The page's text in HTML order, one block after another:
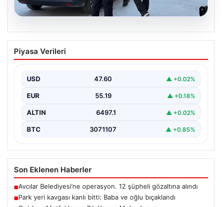
05.08.2026
Park yeri kavgası kanlı bitti: Baba ve
oğlu bıçaklandı
Piyasa Verileri
USD 47.60 ▲ +0.02%
EUR 55.19 ▲ +0.18%
ALTIN 6497.1 ▲ +0.02%
BTC 3071107 ▲ +0.85%
Son Eklenen Haberler
■Avcılar Belediyesi’ne operasyon. 12 şüpheli gözaltına alındı
■Park yeri kavgası kanlı bitti: Baba ve oğlu bıçaklandı